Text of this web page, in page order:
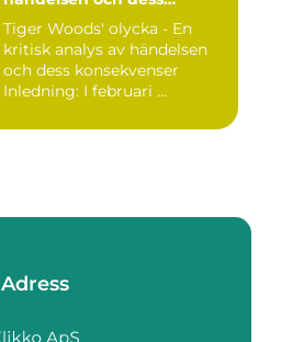
Tiger Woods' olycka - En
kritisk analys av händelsen
och dess konsekvenser
Inledning: I februari ...
Adress